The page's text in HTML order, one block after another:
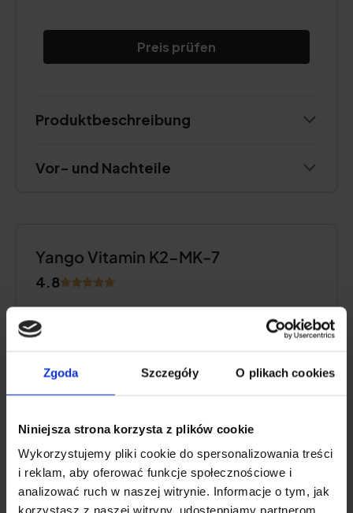
Zgoda Szczegóły O plikach cookies
Niniejsza strona korzysta z plików cookie
Wykorzystujemy pliki cookie do spersonalizowania treści
i reklam, aby oferować funkcje społecznościowe i
analizować ruch w naszej witrynie. Informacje o tym, jak
korzystasz z naszej witryny, udostępniamy partnerom
Preis prüfen
Produktbeschreibung
Vor- und Nachteile
Yango Vitamin K2-MK-7
4.8